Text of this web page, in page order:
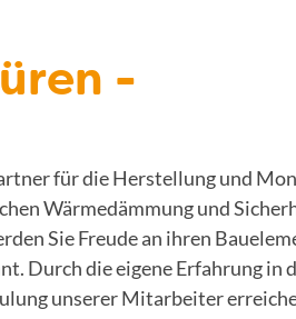
-
für die Herstellung und
Wärmedämmung und
Sie Freude an ihren
Durch die eigene Erfahrung in
unserer Mitarbeiter